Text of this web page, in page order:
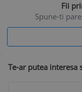
Fii
Spune-ti
Te-ar putea interesa